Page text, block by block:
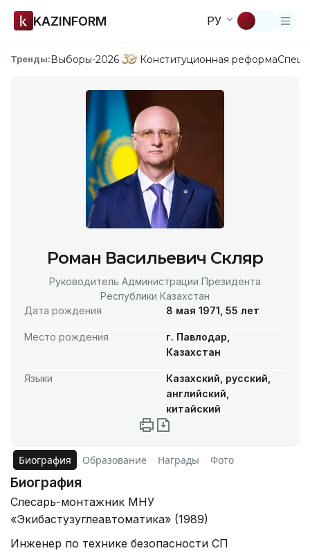
KAZINFORM РУ
Тренды:Выборы-2026 Конституционная реформа
Роман Васильевич Скляр
Руководитель Администрации Президента
Республики Казахстан
Дата рождения
8 мая 1971, 55 лет
Место рождения
г. Павлодар,
Казахстан
Языки
Казахский, русский,
английский,
китайский
Биография Образование Награды Фото
Биография
Слесарь-монтажник МНУ
«Экибастузуглеавтоматика» (1989)
Инженер по технике безопасности СП